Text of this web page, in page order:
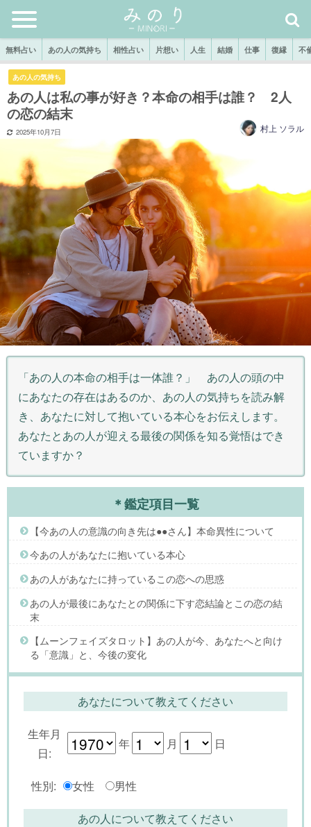
無料占い あの人の気持ち 相性占い 片想い 人生 結婚 仕事 復縁 不
あの人の気持ち
あの人は私の事が好き？本命の相手は誰？ 2人
の恋の結末
2025年10月7日 村上 ソラル
「あの人の本命の相手は一体誰？」 あの人の頭の中
にあなたの存在はあるのか、あの人の気持ちを読み解
き、あなたに対して抱いている本心をお伝えします。
あなたとあの人が迎える最後の関係を知る覚悟はでき
ていますか？
＊鑑定項目一覧
【今あの人の意識の向き先は●●さん】本命異性について
今あの人があなたに抱いている本心
あの人があなたに持っているこの恋への思惑
あの人が最後にあなたとの関係に下す恋結論とこの恋の結
末
【ムーンフェイズタロット】あの人が今、あなたへと向け
る「意識」と、今後の変化
あなたについて教えてください
生年月
日:
年 月 日
性別: 女性 男性
あの人について教えてください